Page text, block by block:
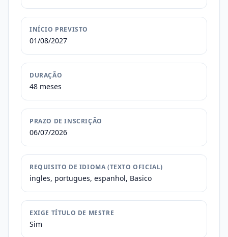
INÍCIO PREVISTO
01/08/2027
DURAÇÃO
48 meses
PRAZO DE INSCRIÇÃO
06/07/2026
REQUISITO DE IDIOMA (TEXTO OFICIAL)
ingles, portugues, espanhol, Basico
EXIGE TÍTULO DE MESTRE
Sim